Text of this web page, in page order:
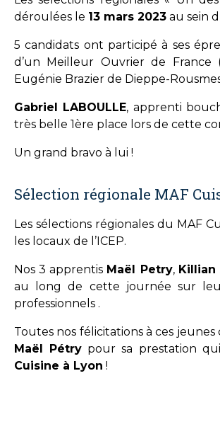
déroulées le 13 mars 2023 au sein
5 candidats ont participé à ses
d’un Meilleur Ouvrier de France
Eugénie Brazier de Dieppe-
Gabriel LABOULLE, apprenti
très belle 1ère place lors de cette
Un grand bravo à lui !
Sélection régionale MAF
Les sélections régionales du MAF
les locaux de l’ICEP.
Nos 3 apprentis Maël Petry, Killian
au long de cette journée sur
professionnels .
Toutes nos félicitations à ces
Maël Pétry pour sa prestation
Cuisine à Lyon !